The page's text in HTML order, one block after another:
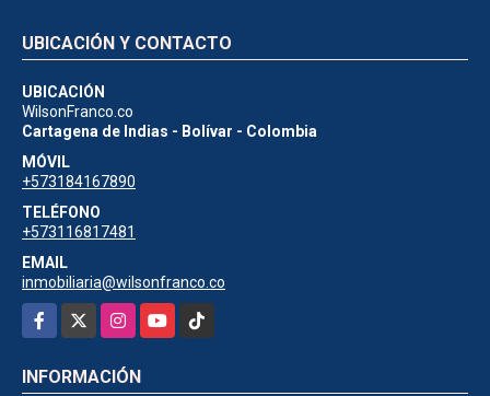
UBICACIÓN Y CONTACTO
UBICACIÓN
WilsonFranco.co
Cartagena de Indias - Bolívar - Colombia
MÓVIL
+573184167890
TELÉFONO
+573116817481
EMAIL
inmobiliaria@wilsonfranco.co
Facebook
InstagramYouTubeTikTok
INFORMACIÓN